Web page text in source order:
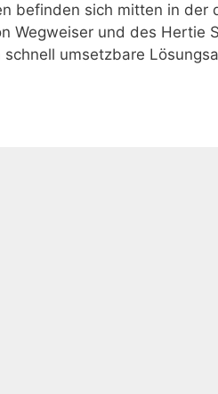
befinden sich mitten in der
Wegweiser und des Hertie
umsetzbare